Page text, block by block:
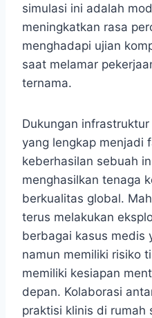
simulasi ini adalah
meningkatkan rasa
menghadapi ujian
saat melamar
ternama.
Dukungan
yang lengkap menjadi
keberhasilan sebuah
menghasilkan tenaga
berkualitas global.
terus melakukan
berbagai kasus medis
namun memiliki risiko
memiliki kesiapan
depan. Kolaborasi
praktisi klinis di rumah